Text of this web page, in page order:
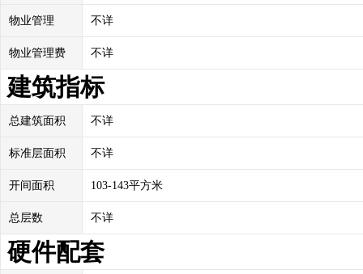
物业管理 不详
物业管理费 不详
建筑指标
总建筑面积 不详
标准层面积 不详
开间面积 103-143平方米
总层数 不详
硬件配套